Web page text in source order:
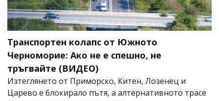
Транспортен колапс от Южното
Черноморие: Ако не е спешно, не
тръгвайте (ВИДЕО)
Изтеглянето от Приморско, Китен, Лозенец и
Царево е блокирало пътя, а алтернативното трасе